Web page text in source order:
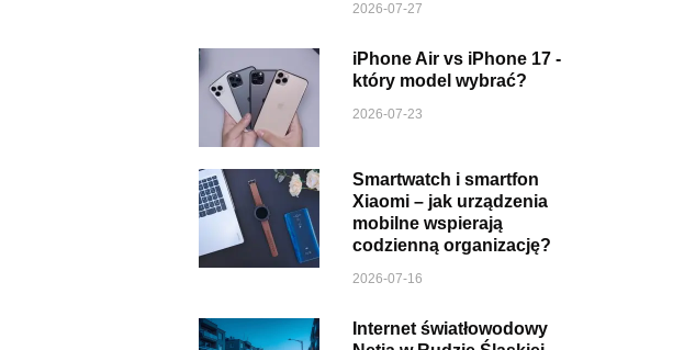
2026-07-27
iPhone Air vs iPhone 17 -
który model wybrać?
2026-07-23
Smartwatch i smartfon
Xiaomi – jak urządzenia
mobilne wspierają
codzienną organizację?
2026-07-16
Internet światłowodowy